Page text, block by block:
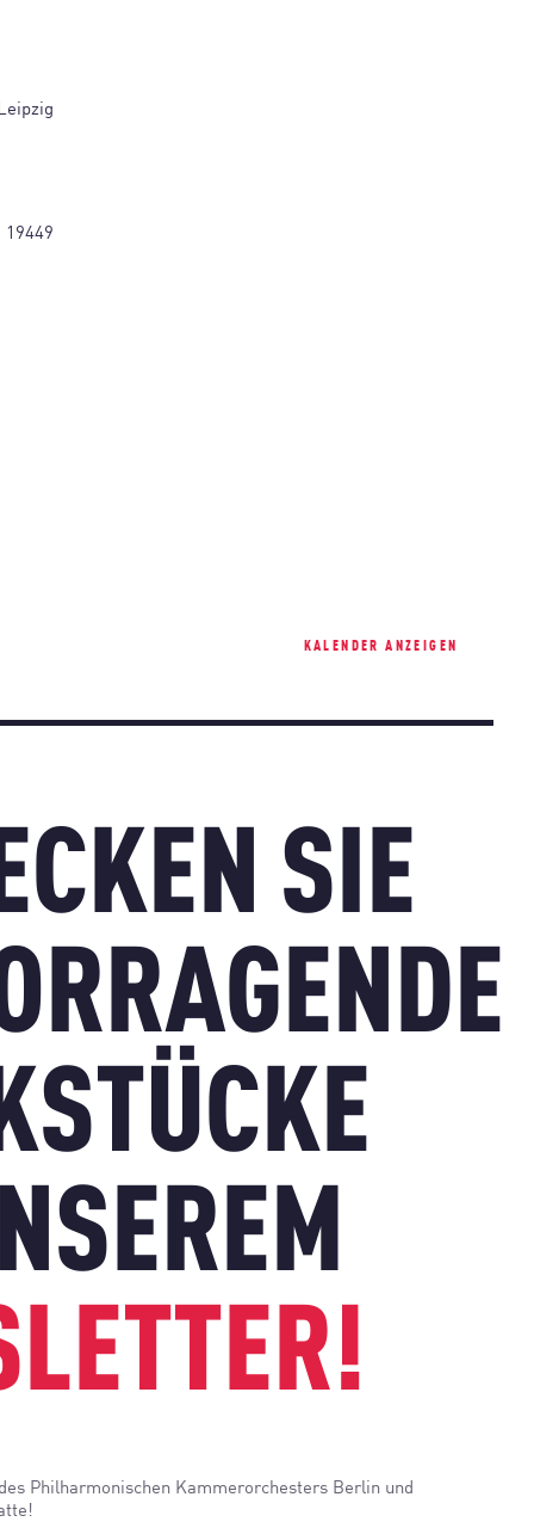
19449
KALENDER ANZEIGEN
SIE
Philharmonischen Kammerorchesters Berlin und